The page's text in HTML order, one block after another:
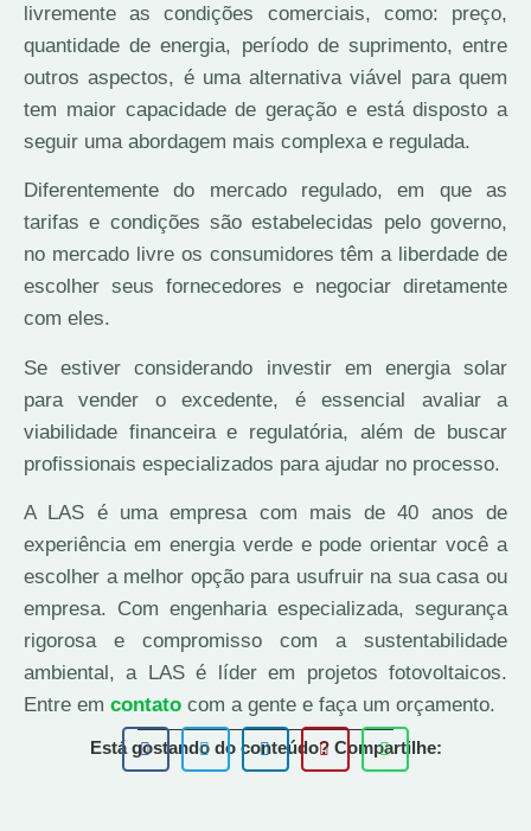
livremente as condições comerciais, como: preço,
quantidade de energia, período de suprimento, entre
outros aspectos, é uma alternativa viável para quem
tem maior capacidade de geração e está disposto a
seguir uma abordagem mais complexa e regulada.
Diferentemente do mercado regulado, em que as
tarifas e condições são estabelecidas pelo governo,
no mercado livre os consumidores têm a liberdade de
escolher seus fornecedores e negociar diretamente
com eles.
Se estiver considerando investir em energia solar
para vender o excedente, é essencial avaliar a
viabilidade financeira e regulatória, além de buscar
profissionais especializados para ajudar no processo.
A LAS é uma empresa com mais de 40 anos de
experiência em energia verde e pode orientar você a
escolher a melhor opção para usufruir na sua casa ou
empresa. Com engenharia especializada, segurança
rigorosa e compromisso com a sustentabilidade
ambiental, a LAS é líder em projetos fotovoltaicos.
Entre em contato com a gente e faça um orçamento.
Está gostando do conteúdo? Compartilhe: